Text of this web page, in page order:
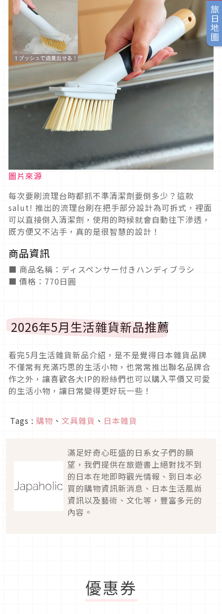
旅日地圖
圖片來源
每次要刷流理台時都抓不準清潔劑要倒多少？這款
salut! 推出的流理台刷在把手部分設計為可拆式，裡面
可以直接倒入清潔劑，使用的時候就會自動往下滲透，
既方便又不沾手，真的是很智慧的設計！
商品資訊
■ 商品名稱：ディスペンサー付きハンディブラシ
■ 價格：770日圓
2026年5月生活雜貨新品推薦
看完5月生活雜貨新品介紹，是不是覺得日本雜貨品牌
不僅常有充滿巧思的生活小物，也常常推出聯名品牌合
作之外，讓喜歡各大IP的粉絲們也可以購入平價又可愛
的生活小物，讓日常變得更好玩一些！
Tags : 購物 、 文具雜貨 、 日本雜貨
滿足好奇心旺盛的日系女子們的願
望，我們提供在旅遊書上絕對找不到
的日本在地即時觀光情報、到日本必
買的購物資訊新消息、日本生活風尚
資訊以及藝術、文化等，豐富多元的
內容。
優惠券